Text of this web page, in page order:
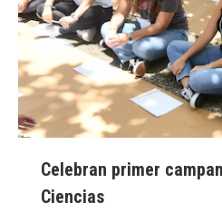
Celebran primer
Ciencias